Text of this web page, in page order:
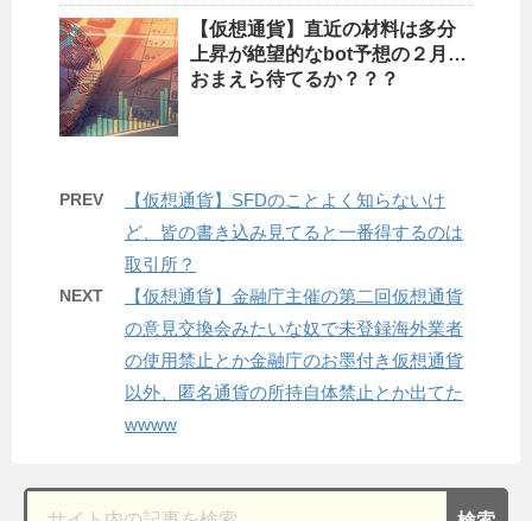
【仮想通貨】直近の材料は多分
上昇が絶望的なbot予想の２月…
おまえら待てるか？？？
PREV
【仮想通貨】SFDのことよく知らないけ
ど、皆の書き込み見てると一番得するのは
取引所？
NEXT
【仮想通貨】金融庁主催の第二回仮想通貨
の意見交換会みたいな奴で未登録海外業者
の使用禁止とか金融庁のお墨付き仮想通貨
以外、匿名通貨の所持自体禁止とか出てた
wwww